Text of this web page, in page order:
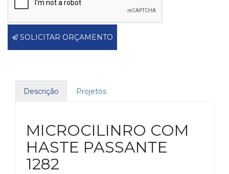
SOLICITAR ORÇAMENTO
Descrição Projetos
MICROCILINRO COM
HASTE PASSANTE
1282